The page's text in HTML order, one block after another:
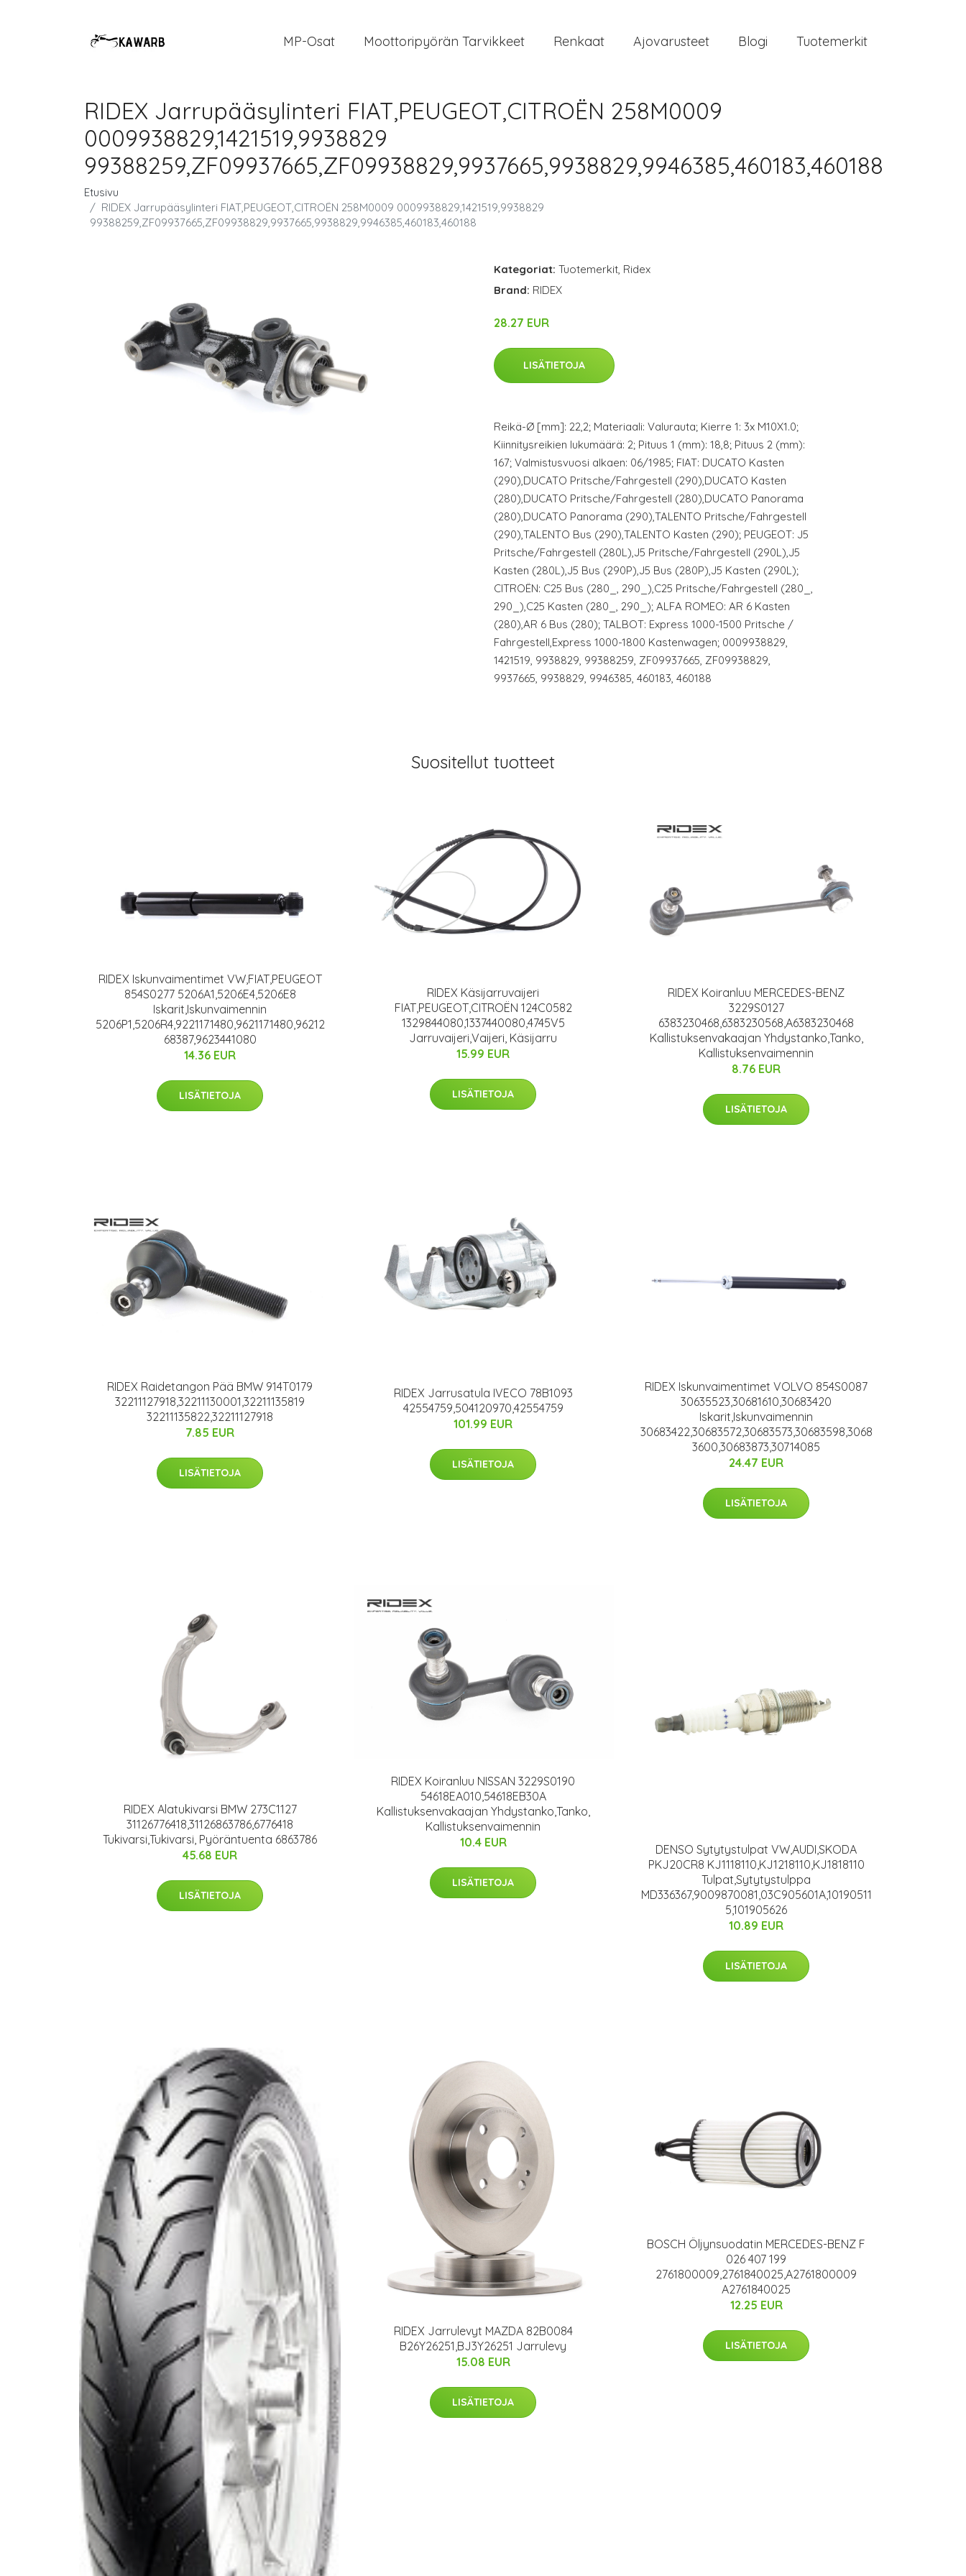
MP-Osat Moottoripyörän Tarvikkeet Renkaat Ajovarusteet Blogi Tuotemerkit
RIDEX Jarrupääsylinteri FIAT,PEUGEOT,CITROËN 258M0009
0009938829,1421519,9938829
99388259,ZF09937665,ZF09938829,9937665,9938829,9946385,460183,460188
Etusivu
RIDEX Jarrupääsylinteri FIAT,PEUGEOT,CITROËN 258M0009 0009938829,1421519,9938829
99388259,ZF09937665,ZF09938829,9937665,9938829,9946385,460183,460188
Kategoriat: Tuotemerkit, Ridex
Brand: RIDEX
28.27 EUR
LISÄTIETOJA
Reikä-Ø [mm]: 22,2; Materiaali: Valurauta; Kierre 1: 3x M10X1.0;
Kiinnitysreikien lukumäärä: 2; Pituus 1 (mm): 18,8; Pituus 2 (mm):
167; Valmistusvuosi alkaen: 06/1985; FIAT: DUCATO Kasten
(290),DUCATO Pritsche/Fahrgestell (290),DUCATO Kasten
(280),DUCATO Pritsche/Fahrgestell (280),DUCATO Panorama
(280),DUCATO Panorama (290),TALENTO Pritsche/Fahrgestell
(290),TALENTO Bus (290),TALENTO Kasten (290); PEUGEOT: J5
Pritsche/Fahrgestell (280L),J5 Pritsche/Fahrgestell (290L),J5
Kasten (280L),J5 Bus (290P),J5 Bus (280P),J5 Kasten (290L);
CITROËN: C25 Bus (280_, 290_),C25 Pritsche/Fahrgestell (280_,
290_),C25 Kasten (280_, 290_); ALFA ROMEO: AR 6 Kasten
(280),AR 6 Bus (280); TALBOT: Express 1000-1500 Pritsche /
Fahrgestell,Express 1000-1800 Kastenwagen; 0009938829,
1421519, 9938829, 99388259, ZF09937665, ZF09938829,
9937665, 9938829, 9946385, 460183, 460188
Suositellut tuotteet
RIDEX Iskunvaimentimet VW,FIAT,PEUGEOT
854S0277 5206A1,5206E4,5206E8
Iskarit,Iskunvaimennin
5206P1,5206R4,9221171480,9621171480,96212
68387,9623441080
14.36 EUR
LISÄTIETOJA
RIDEX Käsijarruvaijeri
FIAT,PEUGEOT,CITROËN 124C0582
1329844080,1337440080,4745V5
Jarruvaijeri,Vaijeri, Käsijarru
15.99 EUR
LISÄTIETOJA
RIDEX Koiranluu MERCEDES-BENZ
3229S0127
6383230468,6383230568,A6383230468
Kallistuksenvakaajan Yhdystanko,Tanko,
Kallistuksenvaimennin
8.76 EUR
LISÄTIETOJA
RIDEX Raidetangon Pää BMW 914T0179
32211127918,32211130001,32211135819
32211135822,32211127918
7.85 EUR
LISÄTIETOJA
RIDEX Jarrusatula IVECO 78B1093
42554759,504120970,42554759
101.99 EUR
LISÄTIETOJA
RIDEX Iskunvaimentimet VOLVO 854S0087
30635523,30681610,30683420
Iskarit,Iskunvaimennin
30683422,30683572,30683573,30683598,3068
3600,30683873,30714085
24.47 EUR
LISÄTIETOJA
RIDEX Alatukivarsi BMW 273C1127
31126776418,31126863786,6776418
Tukivarsi,Tukivarsi, Pyöräntuenta 6863786
45.68 EUR
LISÄTIETOJA
RIDEX Koiranluu NISSAN 3229S0190
54618EA010,54618EB30A
Kallistuksenvakaajan Yhdystanko,Tanko,
Kallistuksenvaimennin
10.4 EUR
LISÄTIETOJA
DENSO Sytytystulpat VW,AUDI,SKODA
PKJ20CR8 KJ1118110,KJ1218110,KJ1818110
Tulpat,Sytytystulppa
MD336367,9009870081,03C905601A,10190511
5,101905626
10.89 EUR
LISÄTIETOJA
RIDEX Jarrulevyt MAZDA 82B0084
B26Y26251,BJ3Y26251 Jarrulevy
15.08 EUR
LISÄTIETOJA
BOSCH Öljynsuodatin MERCEDES-BENZ F
026 407 199
2761800009,2761840025,A2761800009
A2761840025
12.25 EUR
LISÄTIETOJA